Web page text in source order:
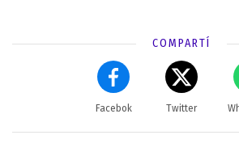
COMPARTÍ
Facebok Twitter